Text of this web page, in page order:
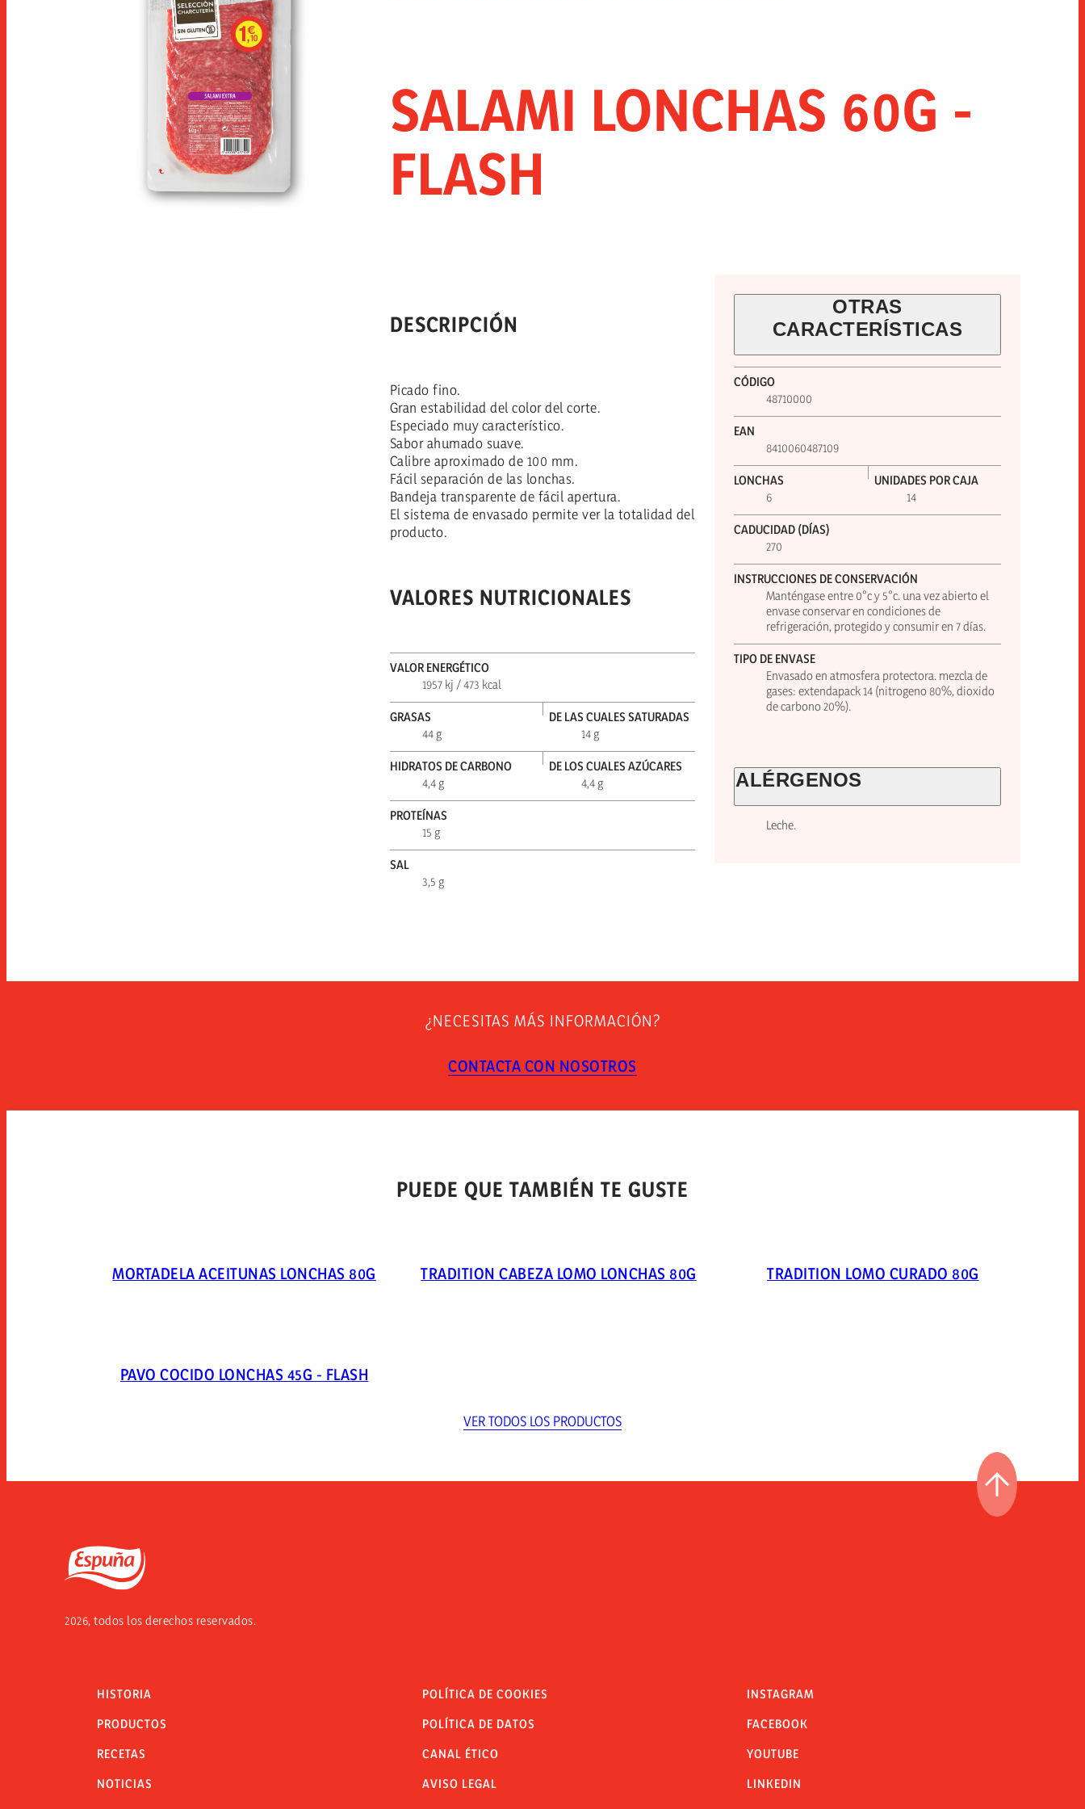
SALAMI LONCHAS 60G -
FLASH
DESCRIPCIÓN
Picado fino.
Gran estabilidad del color del corte.
Especiado muy característico.
Sabor ahumado suave.
Calibre aproximado de 100 mm.
Fácil separación de las lonchas.
Bandeja transparente de fácil apertura.
El sistema de envasado permite ver la totalidad del
producto.
VALORES NUTRICIONALES
VALOR ENERGÉTICO
1957 kj / 473 kcal
GRASAS
44 g
DE LAS CUALES SATURADAS
14 g
HIDRATOS DE CARBONO
4,4 g
DE LOS CUALES AZÚCARES
4,4 g
PROTEÍNAS
15 g
SAL
3,5 g
OTRAS
CARACTERÍSTICAS
CÓDIGO
48710000
EAN
8410060487109
LONCHAS
6
UNIDADES POR CAJA
14
CADUCIDAD (DÍAS)
270
INSTRUCCIONES DE CONSERVACIÓN
Manténgase entre 0°c y 5°c. una vez abierto el
envase conservar en condiciones de
refrigeración, protegido y consumir en 7 días.
TIPO DE ENVASE
Envasado en atmosfera protectora. mezcla de
gases: extendapack 14 (nitrogeno 80%, dioxido
de carbono 20%).
ALÉRGENOS
Leche
¿NECESITAS MÁS INFORMACIÓN?
CONTACTA CON NOSOTROS
PUEDE QUE TAMBIÉN TE GUSTE
MORTADELA ACEITUNAS LONCHAS 80G TRADITION CABEZA LOMO LONCHAS 80G TRADITION LOMO CURADO 80G
PAVO COCIDO LONCHAS 45G - FLASH
VER TODOS LOS PRODUCTOS
Espuña
2026, todos los derechos reservados.
HISTORIA
PRODUCTOS
RECETAS
NOTICIAS
POLÍTICA DE COOKIES
POLÍTICA DE DATOS
CANAL ÉTICO
AVISO LEGAL
INSTAGRAM
FACEBOOK
YOUTUBE
LINKEDIN
IR AL